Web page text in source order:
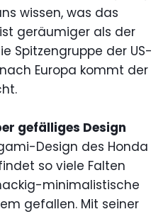
wissen, was das
geräumiger als der
Spitzengruppe der US-
Europa kommt der
gefälliges Design
Design des Honda
so viele Falten
minimalistische
gefallen. Mit seiner